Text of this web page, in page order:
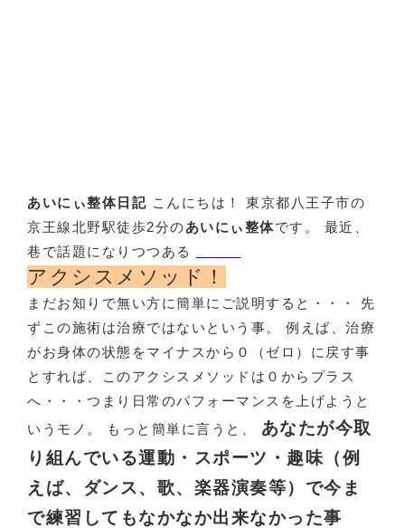
あいにぃ整体日記 こんにちは！ 東京都八王子市の
京王線北野駅徒歩2分のあいにぃ整体です。 最近、
巷で話題になりつつある
アクシスメソッド！
まだお知りで無い方に簡単にご説明すると・・・ 先
ずこの施術は治療ではないという事。 例えば、治療
がお身体の状態をマイナスから０（ゼロ）に戻す事
とすれば、このアクシスメソッドは０からプラス
へ・・・つまり日常のパフォーマンスを上げようと
いうモノ。 もっと簡単に言うと、 あなたが今取
り組んでいる運動・スポーツ・趣味（例
えば、ダンス、歌、楽器演奏等）で今ま
で練習してもなかなか出来なかった事